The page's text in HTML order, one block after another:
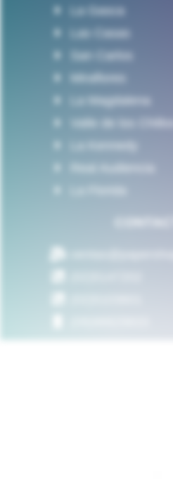
La Gasca
Las Casas
San Carlos
Miraflores
La Magdalena
Valle de los Chillos
La Kennedy